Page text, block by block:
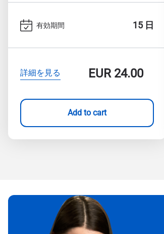
有効期間 15 日
詳細を見る EUR24.00
Add to cart